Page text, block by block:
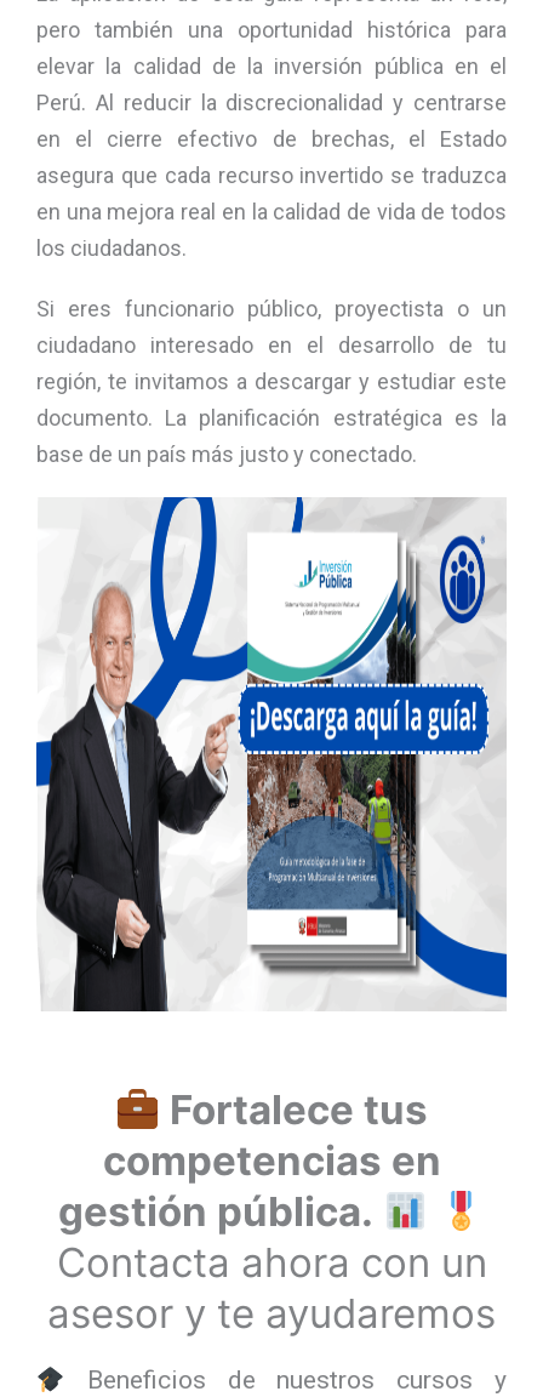
pero también una oportunidad histórica para
elevar la calidad de la inversión pública en el
Perú. Al reducir la discrecionalidad y centrarse
en el cierre efectivo de brechas, el Estado
asegura que cada recurso invertido se traduzca
en una mejora real en la calidad de vida de todos
los ciudadanos.
Si eres funcionario público, proyectista o un
ciudadano interesado en el desarrollo de tu
región, te invitamos a descargar y estudiar este
documento. La planificación estratégica es la
base de un país más justo y conectado.
Fortalece tus
competencias en
gestión pública.
Contacta ahora con un
asesor y te ayudaremos
Beneficios de nuestros cursos y